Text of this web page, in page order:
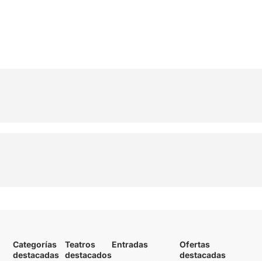
Categorías
destacadas
Teatros
destacados
Entradas
Ofertas
destacadas